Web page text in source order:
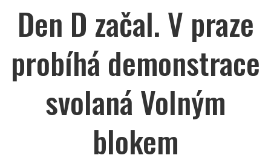
Den D začal. V praze
probíhá demonstrace
svolaná Volným
blokem